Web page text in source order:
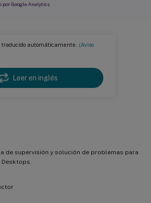
traducido automáticamente. (Aviso
Leer en inglés
de supervisión y solución de problemas para
por Google Analytics